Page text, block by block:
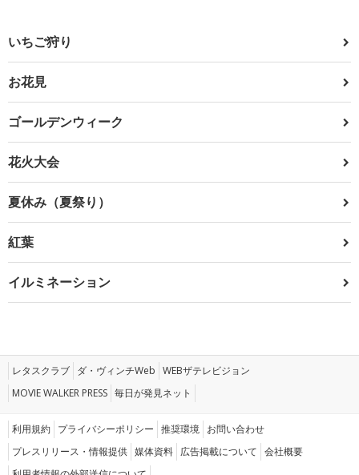
いちご狩り
お花見
ゴールデンウィーク
花火大会
夏休み（夏祭り）
紅葉
イルミネーション
レタスクラブ ダ・ヴィンチWeb WEBザテレビジョン
MOVIE WALKER PRESS 毎日が発見ネット
利用規約 プライバシーポリシー 推奨環境 お問い合わせ
プレスリリース・情報提供 媒体資料 広告掲載について 会社概要